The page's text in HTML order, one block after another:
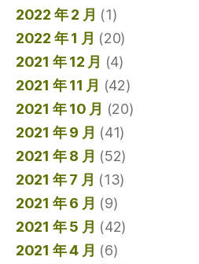
2022 年 2 月 (1)
2022 年 1 月 (20)
2021 年 12 月 (4)
2021 年 11 月 (42)
2021 年 10 月 (20)
2021 年 9 月 (41)
2021 年 8 月 (52)
2021 年 7 月 (13)
2021 年 6 月 (9)
2021 年 5 月 (42)
2021 年 4 月 (6)